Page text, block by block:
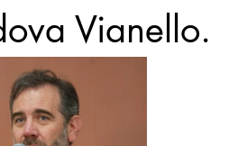
Vianello.